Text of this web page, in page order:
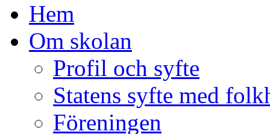
Hem
Om skolan
Profil och syfte
Statens syfte med
Föreningen